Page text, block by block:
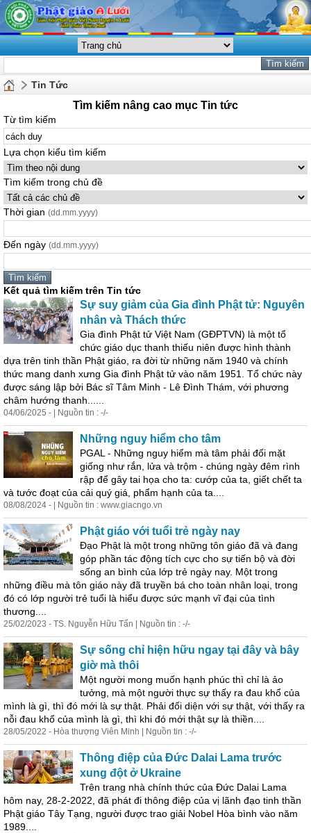
Tin Tức
Tìm kiếm nâng cao mục Tin tức
Từ tìm kiếm
Lựa chọn kiểu tìm kiếm
Tìm kiếm trong chủ đề
Thời gian (dd.mm.yyyy)
Đến ngày (dd.mm.yyyy)
Kết quả tìm kiếm trên Tin tức
Sự suy giảm của Gia đình Phật tử: Nguyên
nhân và Thách thức
Gia đình Phật tử Việt Nam (GĐPTVN) là một tổ
chức giáo dục thanh thiếu niên được hình thành
dựa trên tinh thần Phật giáo, ra đời từ những năm 1940 và chính
thức mang danh xưng Gia đình Phật tử vào năm 1951. Tổ chức này
được sáng lập bởi Bác sĩ Tâm Minh - Lê Đình Thám, với phương
châm hướng thanh......
04/06/2025 - | Nguồn tin : -/-
Những nguy hiểm cho tâm
PGAL - Những nguy hiểm mà tâm phải đối mặt
giống như rắn, lửa và trộm - chúng ngày đêm rình
rập để gây tai họa cho ta: cướp của ta, giết chết ta
và tước đoạt của cải quý giá, phẩm hạnh của ta....
08/08/2024 - | Nguồn tin : www.giacngo.vn
Phật giáo với tuổi trẻ ngày nay
Đạo Phật là một trong những tôn giáo đã và đang
góp phần tác động tích cực cho sự tiến bộ và đời
sống an bình của lớp trẻ ngày nay. Một trong
những điều mà tôn giáo này đã truyền bá cho toàn nhân loại, trong
đó có lớp người trẻ tuổi là hiểu được sức mạnh vĩ đại của tình
thương....
25/02/2023 - TS. Nguyễn Hữu Tấn | Nguồn tin : -/-
Sự sống chỉ hiện hữu ngay tại đây và bây
giờ mà thôi
Một người mong muốn hạnh phúc thì chỉ là ảo
tưởng, mà một người thực sự thấy ra đau khổ của
mình là gì, thì đó mới là sự thật. Phải đối diện với sự thật, với thấy ra
nỗi đau khổ của mình là gì, thì khi đó mới thật sự là thiền....
28/05/2022 - Hòa thượng Viên Minh | Nguồn tin : -/-
Thông điệp của Đức Dalai Lama trước
xung đột ở Ukraine
Trên trang nhà chính thức của Đức Dalai Lama
hôm nay, 28-2-2022, đã phát đi thông điệp của vị lãnh đạo tinh thần
Phật giáo Tây Tạng, người được trao giải Nobel Hòa bình vào năm
1989....